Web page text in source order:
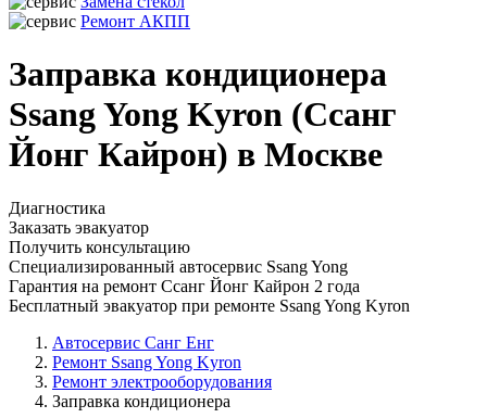
Ремонт АКПП
Заправка кондиционера
Ssang Yong Kyron (Ссанг
Йонг Кайрон) в Москве
Диагностика
Заказать эвакуатор
Получить консультацию
Специализированный автосервис Ssang Yong
Гарантия на ремонт Ссанг Йонг Кайрон 2 года
Бесплатный эвакуатор при ремонте Ssang Yong Kyron
Автосервис Санг Енг
Ремонт Ssang Yong Kyron
Ремонт электрооборудования
Заправка кондиционера